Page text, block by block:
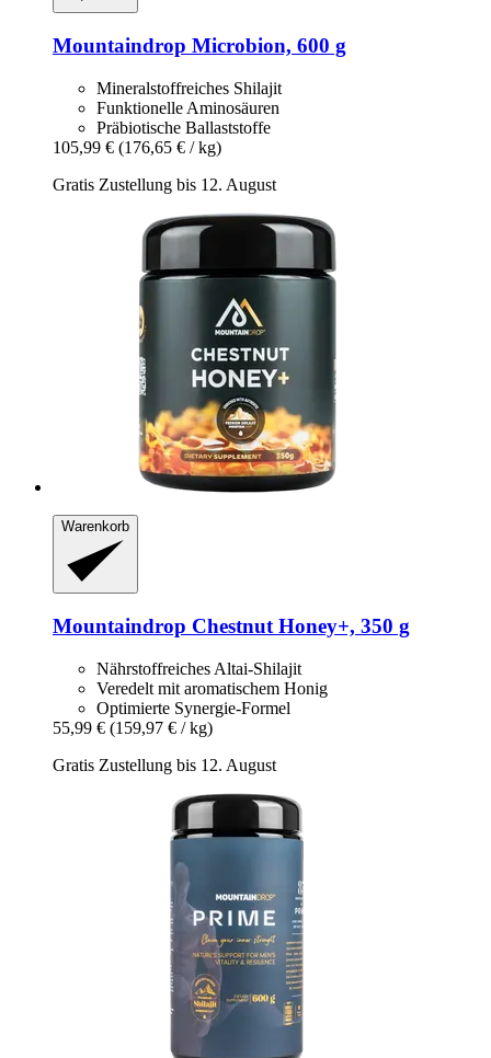
Mountaindrop Microbion, 600 g
Mineralstoffreiches Shilajit
Funktionelle Aminosäuren
Präbiotische Ballaststoffe
105,99 € (176,65 € / kg)
Gratis Zustellung bis 12. August
Warenkorb
Mountaindrop Chestnut Honey+, 350 g
Nährstoffreiches Altai-Shilajit
Veredelt mit aromatischem Honig
Optimierte Synergie-Formel
55,99 € (159,97 € / kg)
Gratis Zustellung bis 12. August